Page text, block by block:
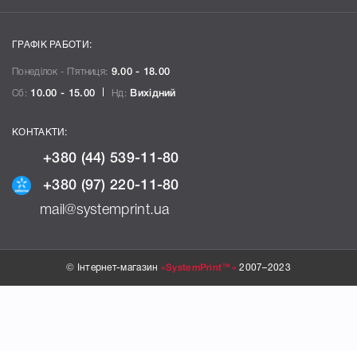
ГРАФІК РАБОТИ:
Понеділок - П`ятниця: 9.00 - 18.00
Сб: 10.00 - 15.00 Нд: Вихідний
КОНТАКТИ:
+380 (44) 539-11-80
+380 (97) 220-11-80
mail@systemprint.ua
© Інтернет-магазин «SystemPrint™» 2007–2023